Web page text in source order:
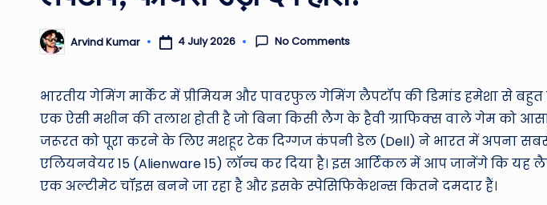
Posted
by
Arvind Kumar 4 July 2026 No Comments
भारतीय गेमिंग मार्केट में प्रीमियम और पावरफुल गेमिंग लैपटॉप की डिमांड हमेशा से बहुत
एक ऐसी मशीन की तलाश होती है जो बिना किसी लैग के हैवी ग्राफिक्स वाले गेम को
जरूरत को पूरा करने के लिए मशहूर टेक दिग्गज कंपनी डेल (Dell) ने भारत में अपना
एलियनवेयर 15 (Alienware 15) लॉन्च कर दिया है। इस आर्टिकल में आप जानेंगे कि यह
एक अल्टीमेट चॉइस बनने जा रहा है और इसके स्पेसिफिकेशन्स कितने दमदार हैं।